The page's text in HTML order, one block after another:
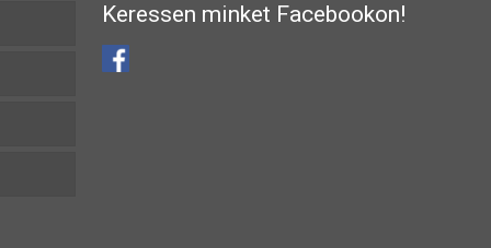
Keressen minket Facebookon!